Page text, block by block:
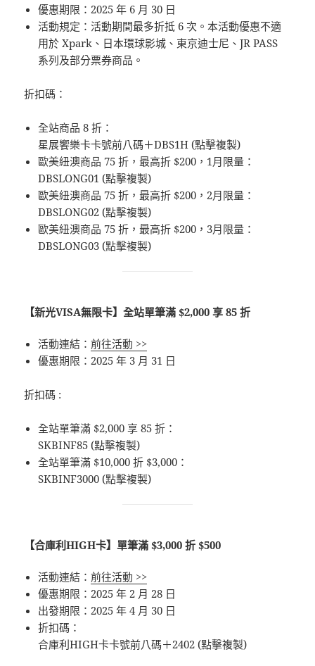
優惠期限：2025 年 6 月 30 日
活動規定：活動期間最多折抵 6 次。本活動優惠不適
用於 Xpark、日本環球影城、東京迪士尼、JR PASS
系列及部分票券商品。
折扣碼：
全站商品 8 折：
星展饗樂卡卡號前八碼＋DBS1H (點擊複製)
歐美紐澳商品 75 折，最高折 $200，1月限量：
DBSLONG01 (點擊複製)
歐美紐澳商品 75 折，最高折 $200，2月限量：
DBSLONG02 (點擊複製)
歐美紐澳商品 75 折，最高折 $200，3月限量：
DBSLONG03 (點擊複製)
【新光VISA無限卡】全站單筆滿 $2,000 享 85 折
活動連結：前往活動 >>
優惠期限：2025 年 3 月 31 日
折扣碼 :
全站單筆滿 $2,000 享 85 折：
SKBINF85 (點擊複製)
全站單筆滿 $10,000 折 $3,000：
SKBINF3000 (點擊複製)
【合庫利HIGH卡】單筆滿 $3,000 折 $500
活動連結：前往活動 >>
優惠期限：2025 年 2 月 28 日
出發期限：2025 年 4 月 30 日
折扣碼：
合庫利HIGH卡卡號前八碼＋2402 (點擊複製)